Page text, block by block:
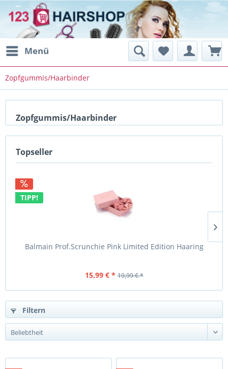
Menü
Zopfgummis/Haarbinder
Zopfgummis/Haarbinder
Topseller
TIPP!
Balmain Prof.Scrunchie Pink Limited Edition Haaring
15,99 € * 19,99 € *
Filtern